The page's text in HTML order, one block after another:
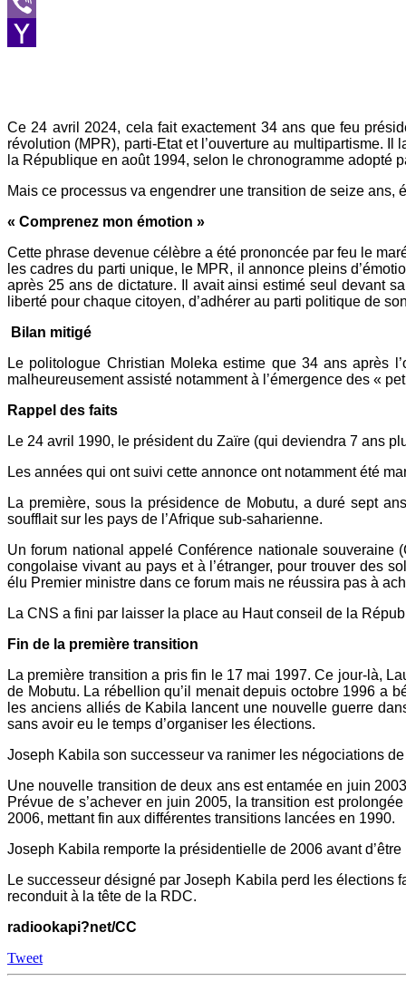
Viber
Ce 24 avril 2024, cela fait exactement 34 ans que feu
révolution (MPR), parti-Etat et l’ouverture au multipartisme.
la République en août 1994, selon le chronogramme adopté
Mais ce processus va engendrer une transition de seize ans,
« Comprenez mon émotion »
Cette phrase devenue célèbre a été prononcée par feu le
les cadres du parti unique, le MPR, il annonce pleins
après 25 ans de dictature. Il avait ainsi estimé seul devant
liberté pour chaque citoyen, d’adhérer au parti politique de
Bilan mitigé
Le politologue Christian Moleka estime que 34 ans après
malheureusement assisté notamment à l’émergence des «
Rappel des faits
Le 24 avril 1990, le président du Zaïre (qui deviendra 7 ans
Les années qui ont suivi cette annonce ont notamment été
La première, sous la présidence de Mobutu, a duré sept
soufflait sur les pays de l’Afrique sub-saharienne.
Un forum national appelé Conférence nationale
congolaise vivant au pays et à l’étranger, pour trouver des
élu Premier ministre dans ce forum mais ne réussira pas à
La CNS a fini par laisser la place au Haut conseil de la
Fin de la première transition
La première transition a pris fin le 17 mai 1997. Ce jour-là,
de Mobutu. La rébellion qu’il menait depuis octobre 1996 a
les anciens alliés de Kabila lancent une nouvelle guerre
sans avoir eu le temps d’organiser les élections.
Joseph Kabila son successeur va ranimer les négociations
Une nouvelle transition de deux ans est entamée en juin
Prévue de s’achever en juin 2005, la transition est
2006, mettant fin aux différentes transitions lancées en 1990.
Joseph Kabila remporte la présidentielle de 2006 avant
Le successeur désigné par Joseph Kabila perd les élections
reconduit à la tête de la RDC.
radiookapi?net/CC
Tweet